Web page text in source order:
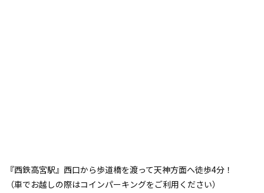
『西鉄高宮駅』西口から歩道橋を渡って天神方面へ徒歩4分！
（車でお越しの際はコインパーキングをご利用ください）